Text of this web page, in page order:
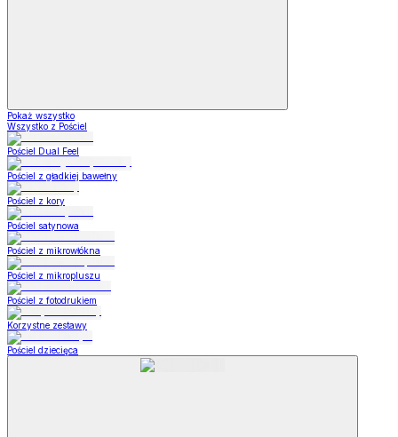
Pokaż wszystko
Wszystko z Pościel
Pościel Dual Feel
Pościel z gładkiej bawełny
Pościel z kory
Pościel satynowa
Pościel z mikrowłókna
Pościel z mikropluszu
Pościel z fotodrukiem
Korzystne zestawy
Pościel dziecięca